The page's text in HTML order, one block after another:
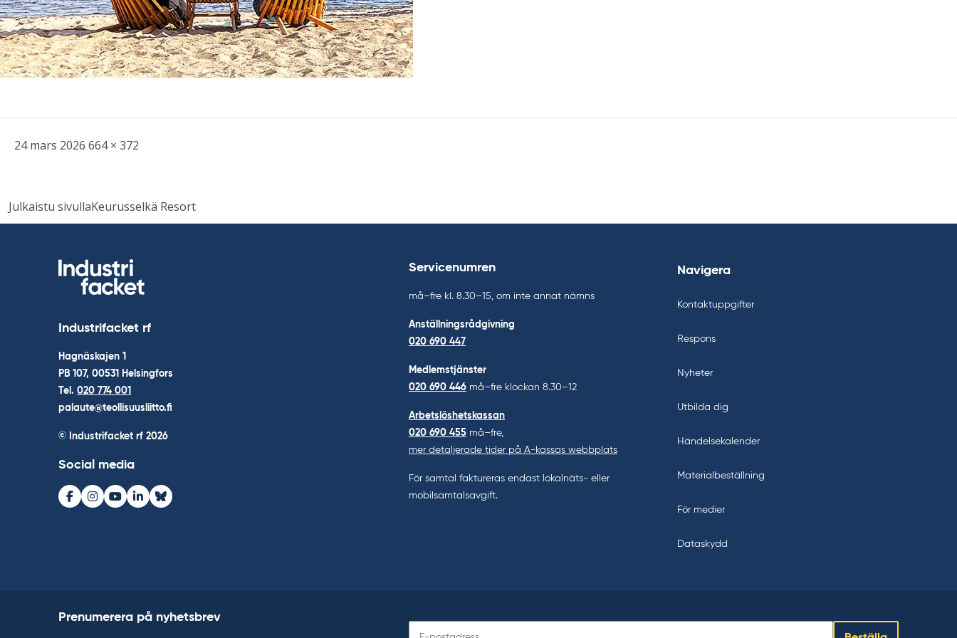
Skriven
24 mars 2026 Bild
storlek
664 × 372
Inläggsnavigering
Julkaistu sivullaKeurusselkä Resort
Industrifacket rf
Hagnäskajen 1
PB 107, 00531 Helsingfors
Tel. 020 774 001
palaute@teollisuusliitto.fi
© Industrifacket rf 2026
Social media
Facebook
Instagram
Youtube
LinkedInBluesky
Servicenumren
må–fre kl. 8.30–15, om inte annat nämns
Anställningsrådgivning
020 690 447
Medlemstjänster
020 690 446 må–fre klockan 8.30–12
Arbetslöshetskassan
020 690 455 må–fre,
mer detaljerade tider på A-kassas webbplats
För samtal faktureras endast lokalnäts- eller
mobilsamtalsavgift.
Navigera
Kontaktuppgifter
Respons
Nyheter
Utbilda dig
Händelsekalender
Materialbeställning
För medier
Dataskydd
Prenumerera på nyhetsbrev